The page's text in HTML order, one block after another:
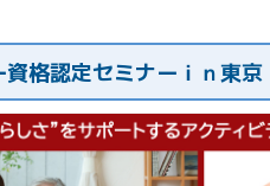
格認定セミナーｉｎ東京